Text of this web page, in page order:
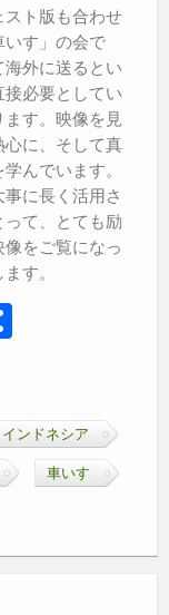
ト版も合わせ
す」の会で
外に送るとい
必要としてい
す。映像を見
に、そして真
んでいます。
に長く活用さ
て、とても励
をご覧になっ
す。
インドネシア
車いす